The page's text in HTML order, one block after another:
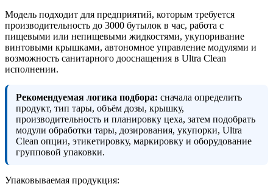
Модель подходит для предприятий, которым требуется
производительность до 3000 бутылок в час, работа с
пищевыми или непищевыми жидкостями, укупоривание
винтовыми крышками, автономное управление модулями и
возможность санитарного дооснащения в Ultra Clean
исполнении.
Рекомендуемая логика подбора: сначала определить
продукт, тип тары, объём дозы, крышку,
производительность и планировку цеха, затем подобрать
модули обработки тары, дозирования, укупорки, Ultra
Clean опции, этикетировку, маркировку и оборудование
групповой упаковки.
Упаковываемая продукция: